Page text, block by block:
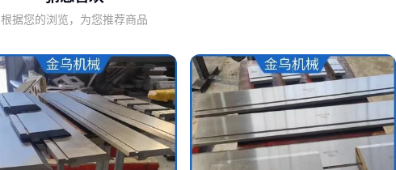
往往在半年到一年后才会显现。
二、冲压与注塑场景的垫板选择差异
不同加工工艺对垫板的核心要求截然不同：
连续冲压更需要抗冲击性和疲劳寿命
精密注塑优先考虑尺寸稳定性和防粘特性
根据您的浏览，为您推荐商品